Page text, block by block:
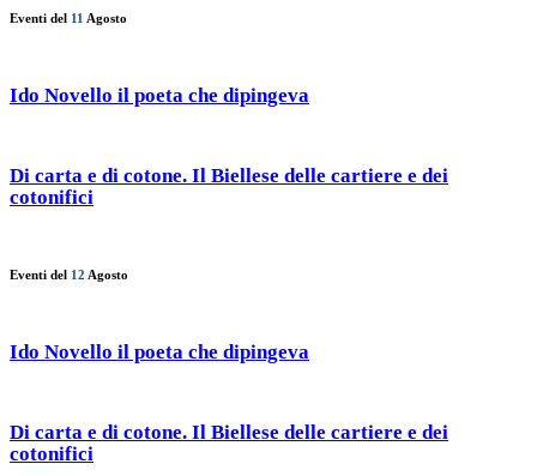
Eventi del 11 Agosto
Ido Novello il poeta che dipingeva
Di carta e di cotone. Il Biellese delle cartiere e dei
cotonifici
Eventi del 12 Agosto
Ido Novello il poeta che dipingeva
Di carta e di cotone. Il Biellese delle cartiere e dei
cotonifici